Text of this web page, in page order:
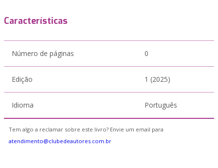
Características
Número de páginas 0
Edição 1 (2025)
Idioma Português
Tem algo a reclamar sobre este livro? Envie um email para
atendimento@clubedeautores.com.br